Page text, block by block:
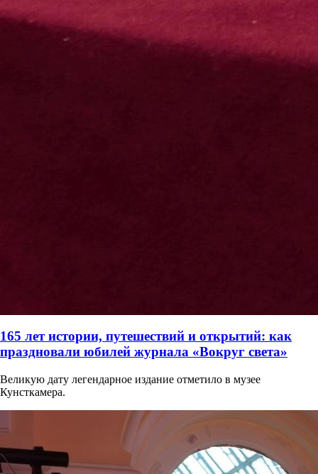
165 лет истории, путешествий и открытий: как
праздновали юбилей журнала «Вокруг света»
Великую дату легендарное издание отметило в музее
Кунсткамера.